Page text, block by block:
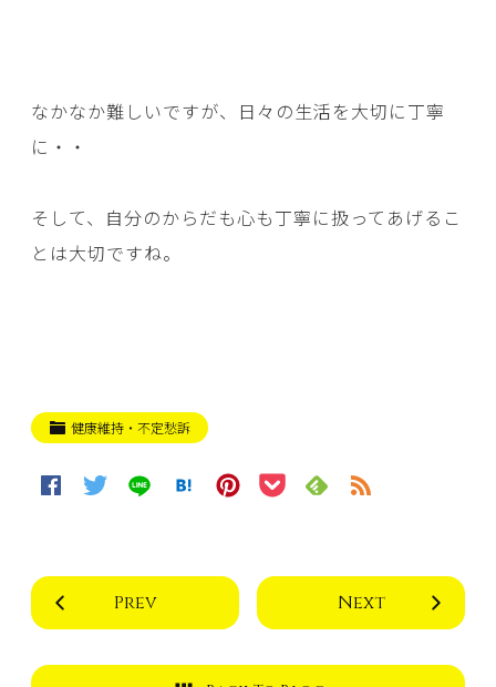
なかなか難しいですが、日々の生活を大切に丁寧
に・・
そして、自分のからだも心も丁寧に扱ってあげるこ
とは大切ですね。
健康維持・不定愁訴
Prev Next